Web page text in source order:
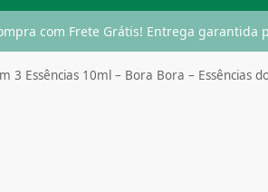
com Frete Grátis! Entrega garantida
3 Essências 10ml – Bora Bora – Essências